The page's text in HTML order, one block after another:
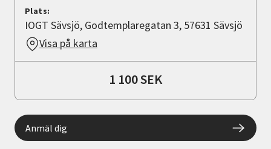
Plats:
IOGT Sävsjö, Godtemplaregatan 3, 57631 Sävsjö
Visa på karta
1 100 SEK
Anmäl dig